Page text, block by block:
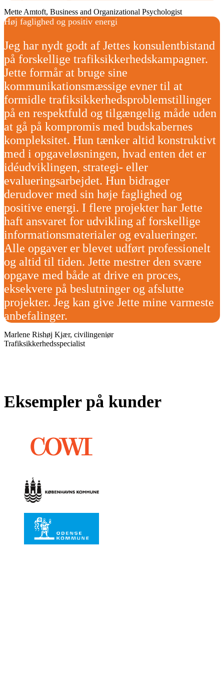
Mette Amtoft, Business and Organizational Psychologist
Høj faglighed og positiv energi
Jeg har nydt godt af Jettes konsulentbistand
på forskellige trafiksikkerhedskampagner.
Jette formår at bruge sine
kommunikationsmæssige evner til at
formidle trafiksikkerhedsproblemstillinger
på en respektfuld og tilgængelig måde uden
at gå på kompromis med budskabernes
kompleksitet. Hun tænker altid konstruktivt
med i opgaveløsningen, hvad enten det er
idéudviklingen, strategi- eller
evalueringsarbejdet. Hun bidrager
derudover med sin høje faglighed og
positive energi. I flere projekter har Jette
haft ansvaret for udvikling af forskellige
informationsmaterialer og evalueringer.
Alle opgaver er blevet udført professionelt
og altid til tiden. Jette mestrer den svære
opgave med både at drive en proces,
eksekvere på beslutninger og afslutte
projekter. Jeg kan give Jette mine varmeste
anbefalinger.
Marlene Rishøj Kjær, civilingeniør
Trafiksikkerhedsspecialist
Eksempler på kunder